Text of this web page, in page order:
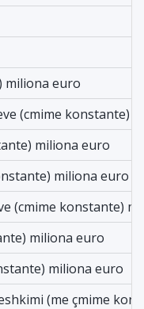
miliona euro
(cmime konstante)
miliona euro
miliona euro
(cmime konstante)
miliona euro
miliona euro
(me çmime